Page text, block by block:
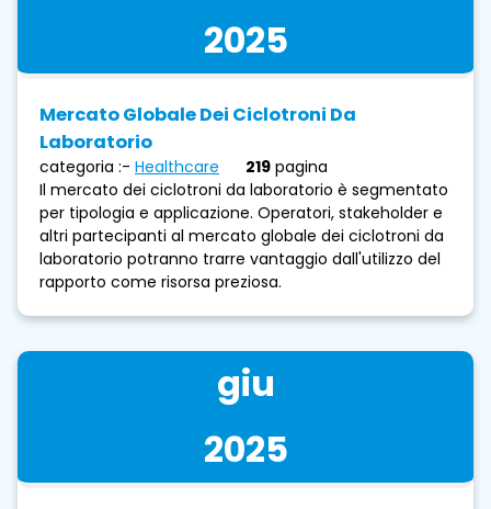
2025
Mercato Globale Dei Ciclotroni Da
Laboratorio
categoria :- Healthcare 219 pagina
Il mercato dei ciclotroni da laboratorio è segmentato
per tipologia e applicazione. Operatori, stakeholder e
altri partecipanti al mercato globale dei ciclotroni da
laboratorio potranno trarre vantaggio dall'utilizzo del
rapporto come risorsa preziosa.
giu
2025